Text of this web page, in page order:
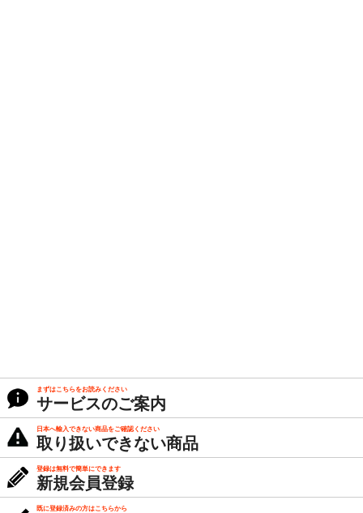
まずはこちらをお読みください
サービスのご案内
日本へ輸入できない商品をご確認ください
取り扱いできない商品
登録は無料で簡単にできます
新規会員登録
既に登録済みの方はこちらから